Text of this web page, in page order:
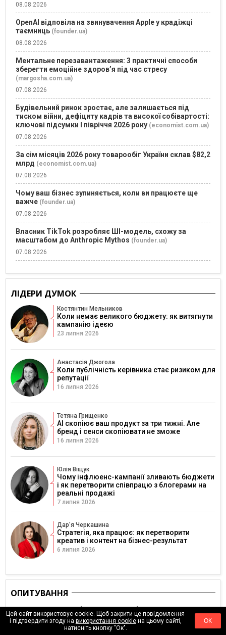
08.08.2026
OpenAI відповіла на звинувачення Apple у крадіжці
таємниць (founder.ua)
08.08.2026
Ментальне перезавантаження: 3 практичні способи
зберегти емоційне здоров’я під час стресу
(margosha.com.ua)
07.08.2026
Будівельний ринок зростає, але залишається під
тиском війни, дефіциту кадрів та високої собівартості:
ключові підсумки І півріччя 2026 року (economist.com.ua)
07.08.2026
За сім місяців 2026 року товарообіг України склав $82,2
млрд (economist.com.ua)
07.08.2026
Чому ваш бізнес зупиняється, коли ви працюєте ще
важче (founder.ua)
07.08.2026
Власник TikTok розробляє ШІ-модель, схожу за
масштабом до Anthropic Mythos (founder.ua)
07.08.2026
ЛІДЕРИ ДУМОК
Костянтин Мельников
Коли немає великого бюджету: як витягнути
кампанію ідеєю
23 липня 2026
Анастасія Джогола
Коли публічність керівника стає ризиком для
репутації
16 липня 2026
Тетяна Грищенко
AI скопіює ваш продукт за три тижні. Але
бренд і сенси скопіювати не зможе
16 липня 2026
Юлія Віщук
Чому інфлюенс-кампанії зливають бюджети
і як перетворити співпрацю з блогерами на
реальні продажі
7 липня 2026
Дарʼя Черкашина
Стратегія, яка працює: як перетворити
креатив і контент на бізнес-результат
6 липня 2026
ОПИТУВАННЯ
Опитування (анонімне). Як ви оцінюєте свою
фінансову стабільність зараз?
Дуже нестабільна
Цей сайт використовує cookie. Щоб закрити це повідомлення
і підтвердити згоду на використання cookieна цьому сайті,
натисніть кнопку "Ок".
ОК